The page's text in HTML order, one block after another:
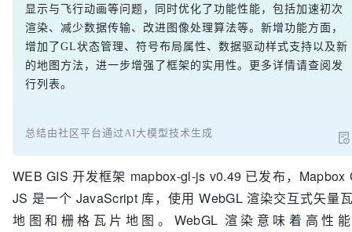
显示与飞行动画等问题，同时优化了功能性能，包括加速初次
渲染、减少数据传输、改进图像处理算法等。新增功能方面，
增加了GL状态管理、符号布局属性、数据驱动样式支持以及新
的地图方法，进一步增强了框架的实用性。更多详情请查阅发
行列表。
总结由社区平台通过AI大模型技术生成
WEB GIS 开发框架 mapbox-gl-js v0.49 已发布，Mapbox
JS 是一个 JavaScript 库，使用 WebGL 渲染交互式矢量
地图和栅格瓦片地图。WebGL 渲染意味着高性